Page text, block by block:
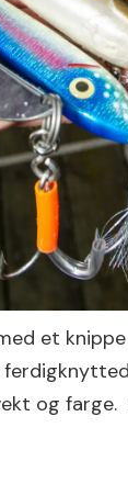
et knippe
og farge.